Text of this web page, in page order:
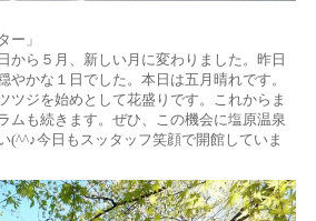
ー」
から５月、新しい月に変わりました。昨日
やかな１日でした。本日は五月晴れです。
ツジを始めとして花盛りです。これからま
ムも続きます。ぜひ、この機会に塩原温泉
(^^♪今日もスッタッフ笑顔で開館していま